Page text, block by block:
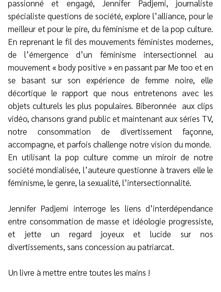
passionné et engagé, Jennifer Padjemi, journaliste
spécialiste questions de société, explore l’alliance, pour le
meilleur et pour le pire, du féminisme et de la pop culture.
En reprenant le fil des mouvements féministes modernes,
de l’émergence d’un féminisme intersectionnel au
mouvement « body positive » en passant par Me too et en
se basant sur son expérience de femme noire, elle
décortique le rapport que nous entretenons avec les
objets culturels les plus populaires. Biberonnée aux clips
vidéo, chansons grand public et maintenant aux séries TV,
notre consommation de divertissement façonne,
accompagne, et parfois challenge notre vision du monde.
En utilisant la pop culture comme un miroir de notre
société mondialisée, l’auteure questionne à travers elle le
féminisme, le genre, la sexualité, l’intersectionnalité.
Jennifer Padjemi interroge les liens d’interdépendance
entre consommation de masse et idéologie progressiste,
et jette un regard joyeux et lucide sur nos
divertissements, sans concession au patriarcat.
Un livre à mettre entre toutes les mains !